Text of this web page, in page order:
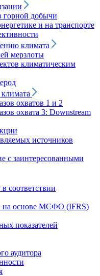
горной добычи
и на транспорте
климата
мерзлоты
климатическим
охватов 1 и 2
охвата 3: Downstream
источников
с заинтересованными
соответствии
на основе МСФО (IFRS)
показателей
аудитора